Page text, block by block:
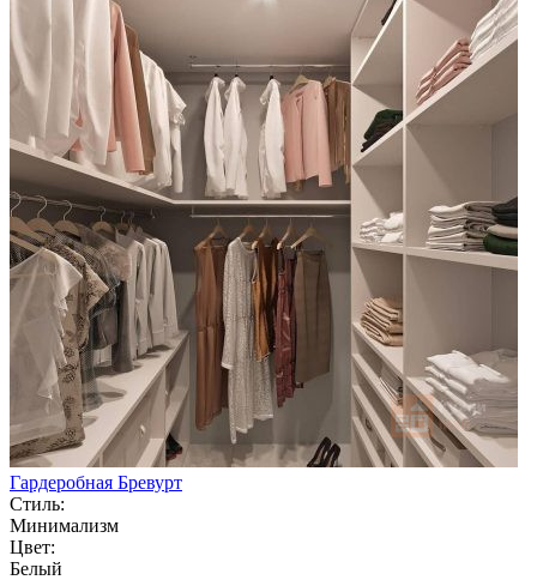
Гардеробная Бревурт
Стиль:
Минимализм
Цвет:
Белый